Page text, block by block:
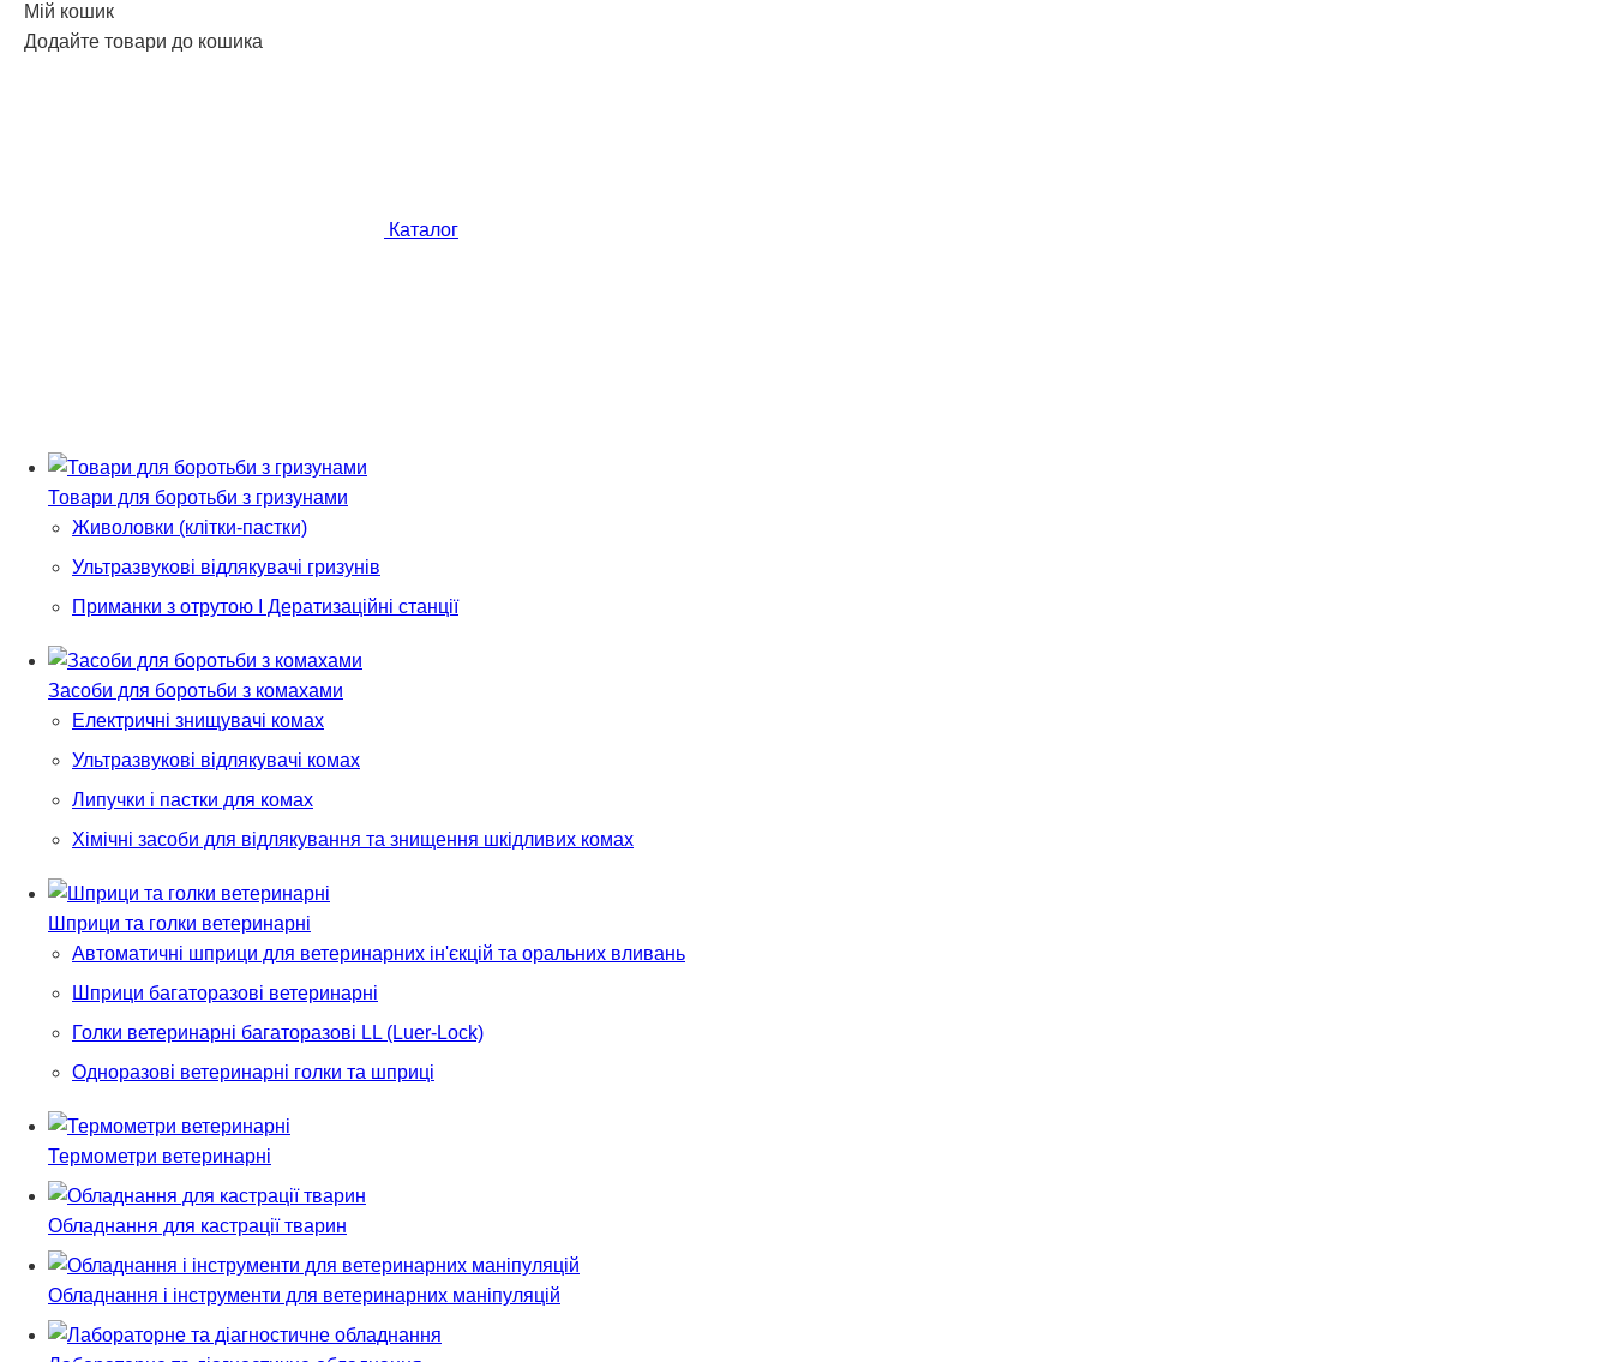
Мій кошик
Додайте товари до кошика
Каталог
Товари для боротьби з гризунами
Живоловки (клітки-пастки)
Ультразвукові відлякувачі гризунів
Приманки з отрутою І Дератизаційні станції
Засоби для боротьби з комахами
Електричні знищувачі комах
Ультразвукові відлякувачі комах
Липучки і пастки для комах
Хімічні засоби для відлякування та знищення шкідливих комах
Шприци та голки ветеринарні
Автоматичні шприци для ветеринарних ін'єкцій та оральних вливань
Шприци багаторазові ветеринарні
Голки ветеринарні багаторазові LL (Luer-Lock)
Одноразові ветеринарні голки та шприці
Термометри ветеринарні
Обладнання для кастрації тварин
Обладнання і інструменти для ветеринарних маніпуляцій